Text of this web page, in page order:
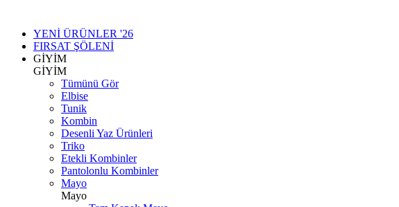
YENİ ÜRÜNLER '26
FIRSAT ŞÖLENİ
GİYİM
GİYİM
Tümünü Gör
Elbise
Tunik
Kombin
Desenli Yaz Ürünleri
Triko
Etekli Kombinler
Pantolonlu Kombinler
Mayo
Mayo